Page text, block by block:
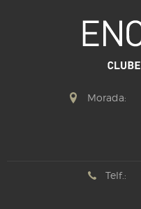
Morada:
Telf.: